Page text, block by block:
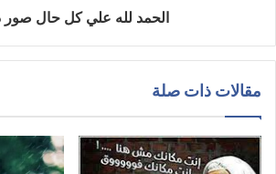
الحمد لله علي كل حال صور
مقالات ذات صلة